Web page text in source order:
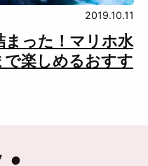
まった！マリホ水
で楽しめるおすす
2019.10.11